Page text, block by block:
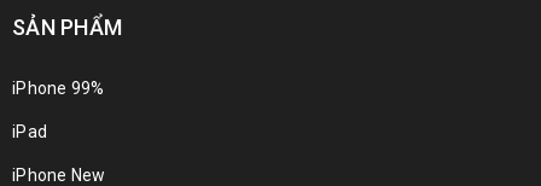
SẢN PHẨM
iPhone 99%
iPad
iPhone New